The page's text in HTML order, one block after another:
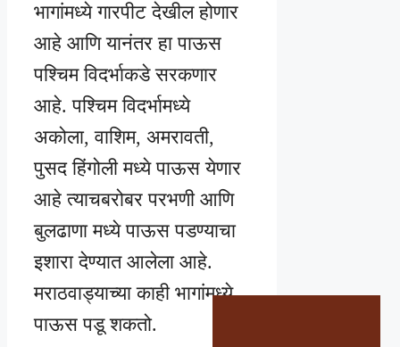
भागांमध्ये गारपीट देखील होणार
आहे आणि यानंतर हा पाऊस
पश्चिम विदर्भाकडे सरकणार
आहे. पश्चिम विदर्भामध्ये
अकोला, वाशिम, अमरावती,
पुसद हिंगोली मध्ये पाऊस येणार
आहे त्याचबरोबर परभणी आणि
बुलढाणा मध्ये पाऊस पडण्याचा
इशारा देण्यात आलेला आहे.
मराठवाड्याच्या काही भागांमध्ये
पाऊस पडू शकतो.